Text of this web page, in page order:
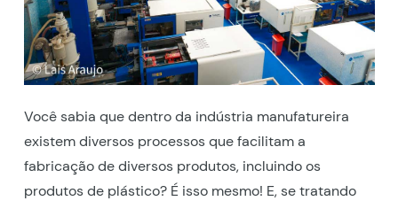
Você sabia que dentro da indústria manufatureira
existem diversos processos que facilitam a
fabricação de diversos produtos, incluindo os
produtos de plástico? É isso mesmo! E, se tratando